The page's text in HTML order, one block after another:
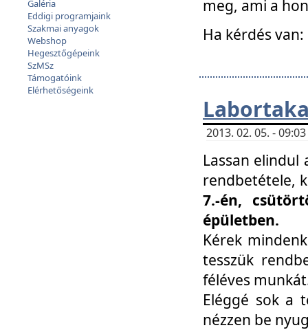
Galéria
Eddigi programjaink
Szakmai anyagok
Webshop
Hegesztőgépeink
SzMSz
Támogatóink
Elérhetőségeink
meg, ami a
Ha kérdés
2013. 02. 05. -
Lassan elindul
rendbetétele,
7.-én,
épületben.
Kérek
tesszük
féléves
Eléggé sok a
nézzen be